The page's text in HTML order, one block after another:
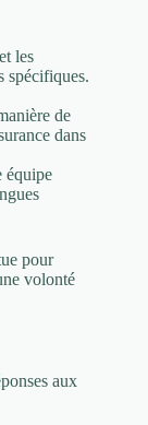
les
spécifiques.
de
dans
équipe
pour
volonté
aux